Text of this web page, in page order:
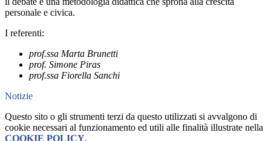
personale e civica.
I referenti:
prof.ssa Marta Brunetti
prof. Simone Piras
prof.ssa Fiorella Sanchi
Notizie
Questo sito o gli strumenti terzi da questo utilizzati si avvalgono di
cookie necessari al funzionamento ed utili alle finalità illustrate nella
COOKIE POLICY.